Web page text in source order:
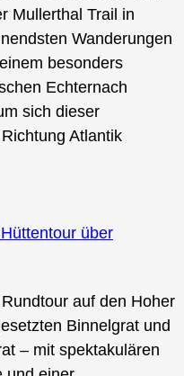
Mullerthal Trail in
Wanderungen
besonders
Echternach
sich dieser
Atlantik
über
auf den Hoher
Binnelgrat und
– mit spektakulären